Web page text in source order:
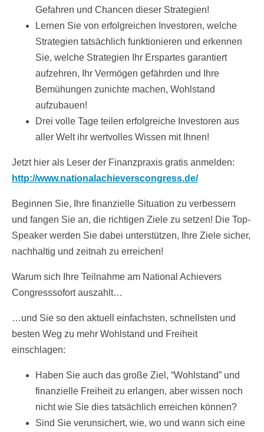
Gefahren und Chancen dieser Strategien!
Lernen Sie von erfolgreichen Investoren, welche
Strategien tatsächlich funktionieren und erkennen
Sie, welche Strategien Ihr Erspartes garantiert
aufzehren, Ihr Vermögen gefährden und Ihre
Bemühungen zunichte machen, Wohlstand
aufzubauen!
Drei volle Tage teilen erfolgreiche Investoren aus
aller Welt ihr wertvolles Wissen mit Ihnen!
Jetzt hier als Leser der Finanzpraxis gratis anmelden:
http://www.nationalachieverscongress.de/
Beginnen Sie, Ihre finanzielle Situation zu verbessern
und fangen Sie an, die richtigen Ziele zu setzen! Die Top-
Speaker werden Sie dabei unterstützen, Ihre Ziele sicher,
nachhaltig und zeitnah zu erreichen!
Warum sich Ihre Teilnahme am National Achievers
Congresssofort auszahlt…
…und Sie so den aktuell einfachsten, schnellsten und
besten Weg zu mehr Wohlstand und Freiheit
einschlagen:
Haben Sie auch das große Ziel, “Wohlstand” und
finanzielle Freiheit zu erlangen, aber wissen noch
nicht wie Sie dies tatsächlich erreichen können?
Sind Sie verunsichert, wie, wo und wann sich eine